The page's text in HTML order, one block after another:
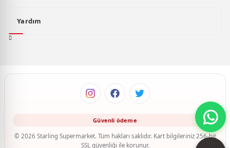
Yardım
© 2026 Starling Supermarket. Tüm hakları saklıdır. Kart bilgileriniz 256-bit
SSL güvenliği ile korunur.